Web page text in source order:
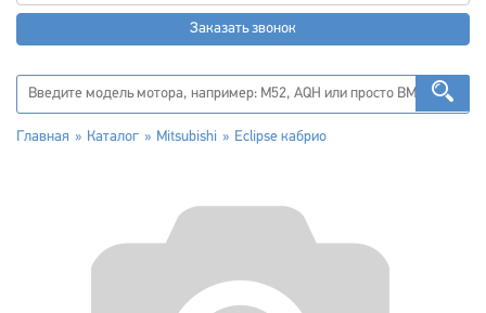
Заказать звонок
Главная Каталог Mitsubishi Eclipse кабрио